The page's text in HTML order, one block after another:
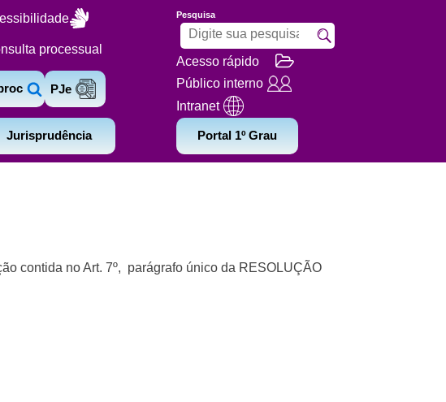
processual
PJe
Jurisprudência
Pesquisa
Acesso rápido
Público interno
Intranet
Portal 1º Grau
contida no Art. 7º, parágrafo único da RESOLUÇÃO